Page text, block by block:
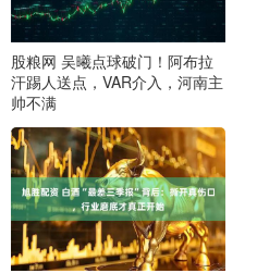
股粮网 吴曦点球破门！阿布拉
汗踢人送点，VAR介入，河南主
帅不满